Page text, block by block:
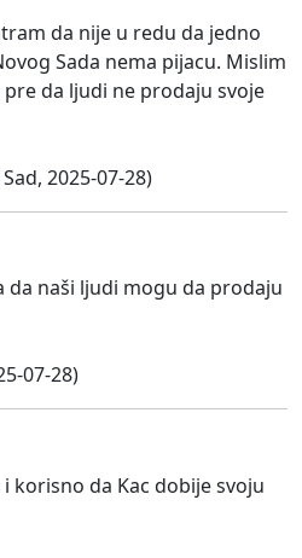
da nije u redu da jedno
Sada nema pijacu. Mislim
da ljudi ne prodaju svoje
2025-07-28)
da naši ljudi mogu da prodaju
07-28)
korisno da Kac dobije svoju